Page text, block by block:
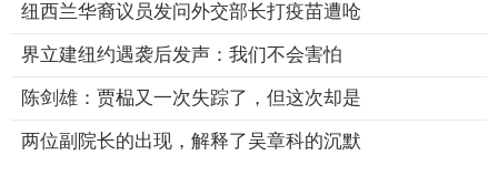
纽西兰华裔议员发问外交部长打疫苗遭呛
界立建纽约遇袭后发声：我们不会害怕
陈剑雄：贾榀又一次失踪了，但这次却是
两位副院长的出现，解释了吴章科的沉默